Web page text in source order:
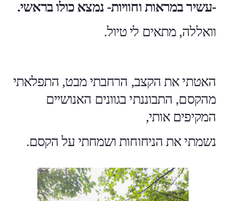
-עשיר במראות וחוויות- נמצא כולו בראשי.
וואללה, מתאים לי טיול.
האטתי את הקצב, הרחבתי מבט, התפלאתי
מהקסם, התבוננתי בגוונים האנושיים
המקיפים אותי,
נשמתי את הניחוחות ושמחתי על הקסם.